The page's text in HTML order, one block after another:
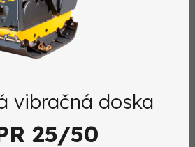
vibračná doska
25/50